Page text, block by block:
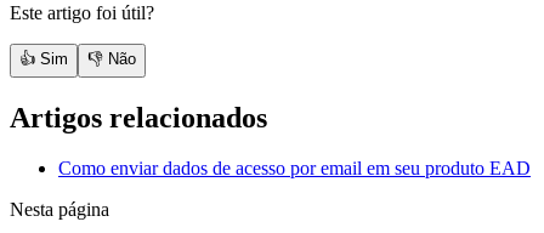
Este artigo foi útil?
👍 Sim 👎 Não
Artigos relacionados
Como enviar dados de acesso por email em seu produto EAD
Nesta página